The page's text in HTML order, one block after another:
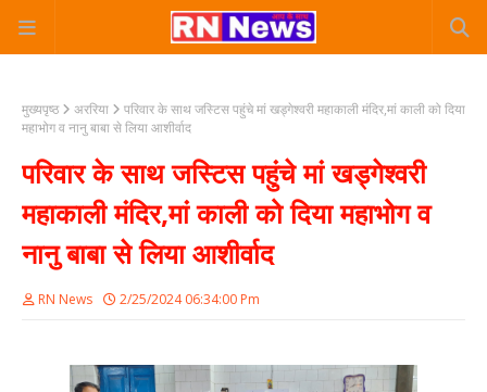
मुख्यपृष्ठ अररिया
परिवार के साथ जस्टिस पहुंचे मां खड्गेश्वरी महाकाली मंदिर,मां काली को दिया
महाभोग व नानु बाबा से लिया आशीर्वाद
परिवार के साथ जस्टिस पहुंचे मां खड्गेश्वरी
महाकाली मंदिर,मां काली को दिया महाभोग व
नानु बाबा से लिया आशीर्वाद
RN News 2/25/2024 06:34:00 Pm